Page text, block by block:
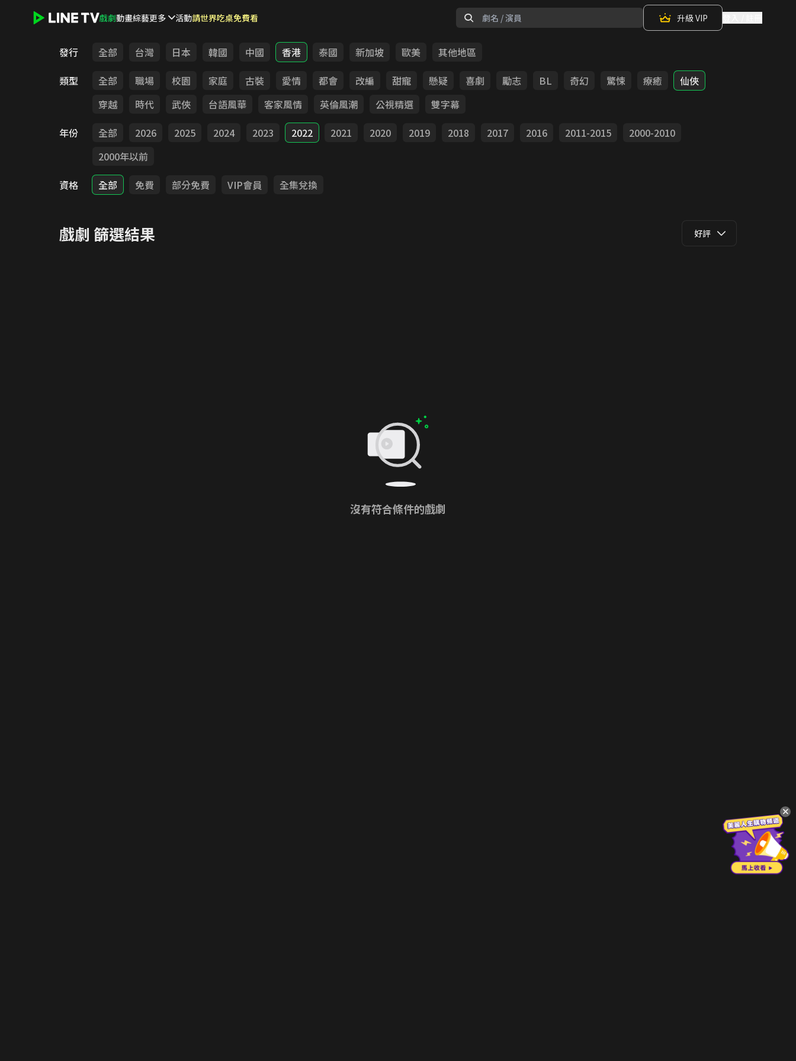
戲劇動畫綜藝更多 活動請世界吃桌免費看 升級 VIP
發行 全部 台灣 日本 韓國 中國 香港 泰國 新加坡 歐美
其他地區
類型
全部 職場 校園 家庭 古裝 愛情 都會 改編 甜寵 懸疑 喜劇 勵志 BL 奇幻 驚悚 療癒
仙俠
穿越
時代 武俠 台語風華 客家風情 英倫風潮 公視精選
雙字幕
年份
全部 2026 2025 2024 2023 2022 2021 2020 2019 2018 2017 2016 2011-2015
2000-2010
2000年以前
資格
全部 免費 部分免費 VIP會員 全集兌換
戲劇 篩選結果 好評
沒有符合條件的戲劇